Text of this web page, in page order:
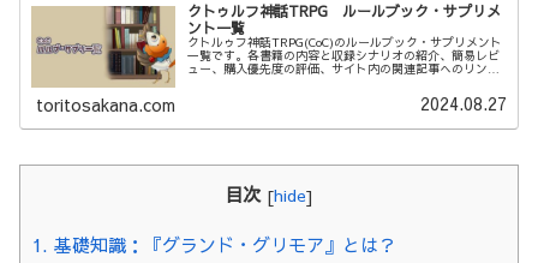
クトゥルフ神話TRPG ルールブック・サプリメ
ント一覧
クトルゥフ神話TRPG(CoC)のルールブック・サプリメント
一覧です。各書籍の内容と収録シナリオの紹介、簡易レビ
ュー、購入優先度の評価、サイト内の関連記事へのリンク
toritosakana.com 2024.08.27
目次 [hide]
1. 基礎知識：『グランド・グリモア』とは？